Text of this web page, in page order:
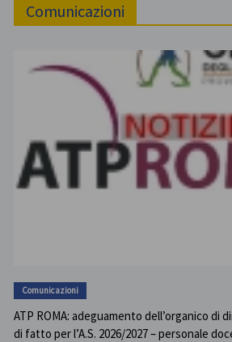
Comunicazioni
Comunicazioni
ATP ROMA: adeguamento dell’organico di
di fatto per l’A.S. 2026/2027 – personale